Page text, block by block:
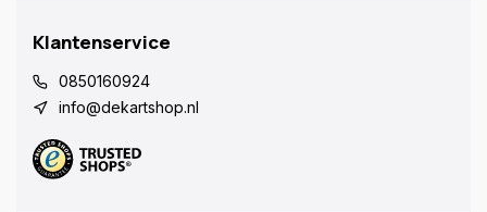
Klantenservice
0850160924
info@dekartshop.nl